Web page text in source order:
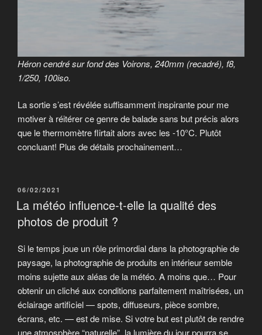
Héron cendré sur fond des Voirons, 240mm (recadré), f8,
1/250, 100iso.
La sortie s’est révélée suffisamment inspirante pour me
motiver à réitérer ce genre de balade sans but précis alors
que le thermomètre flirtait alors avec les -10°C. Plutôt
concluant! Plus de détails prochainement…
PUBLIÉ
LE
06/02/2021
La météo influence-t-elle la qualité des
photos de produit ?
Si le temps joue un rôle primordial dans la photographie de
paysage, la photographie de produits en intérieur semble
moins sujette aux aléas de la météo. A moins que… Pour
obtenir un cliché aux conditions parfaitement maîtrisées, un
éclairage artificiel — spots, diffuseurs, pièce sombre,
écrans, etc. — est de mise. Si votre but est plutôt de rendre
une atmosphère “naturelle”, la lumière du jour pourra se